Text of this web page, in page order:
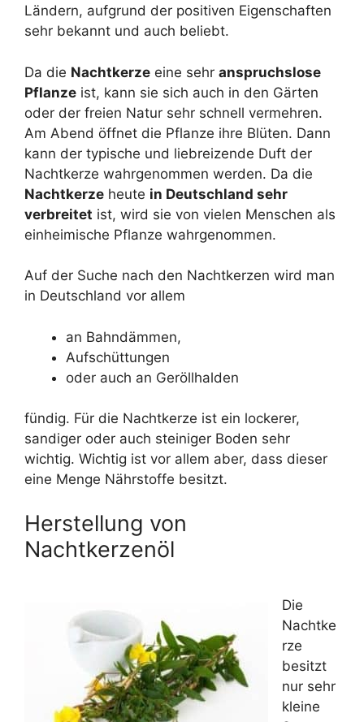
Ländern, aufgrund der positiven Eigenschaften
sehr bekannt und auch beliebt.
Da die Nachtkerze eine sehr anspruchslose
Pflanze ist, kann sie sich auch in den Gärten
oder der freien Natur sehr schnell vermehren.
Am Abend öffnet die Pflanze ihre Blüten. Dann
kann der typische und liebreizende Duft der
Nachtkerze wahrgenommen werden. Da die
Nachtkerze heute in Deutschland sehr
verbreitet ist, wird sie von vielen Menschen als
einheimische Pflanze wahrgenommen.
Auf der Suche nach den Nachtkerzen wird man
in Deutschland vor allem
an Bahndämmen,
Aufschüttungen
oder auch an Geröllhalden
fündig. Für die Nachtkerze ist ein lockerer,
sandiger oder auch steiniger Boden sehr
wichtig. Wichtig ist vor allem aber, dass dieser
eine Menge Nährstoffe besitzt.
Herstellung von
Nachtkerzenöl
Die
Nachtke
rze
besitzt
nur sehr
kleine